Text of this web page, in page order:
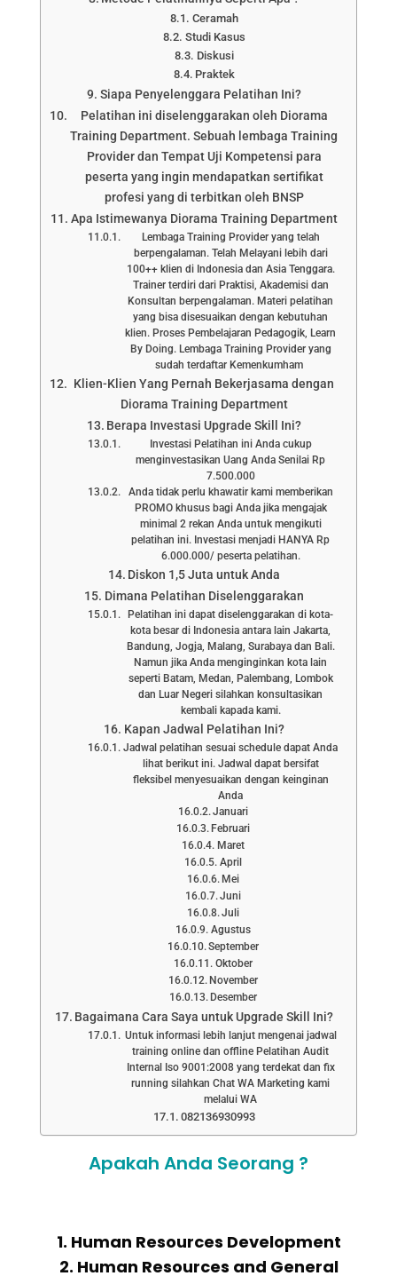
Ceramah
Studi Kasus
Diskusi
Praktek
Siapa Penyelenggara Pelatihan Ini?
Pelatihan ini diselenggarakan oleh Diorama
Training Department. Sebuah lembaga Training
Provider dan Tempat Uji Kompetensi para
peserta yang ingin mendapatkan sertifikat
profesi yang di terbitkan oleh BNSP
Apa Istimewanya Diorama Training Department
Lembaga Training Provider yang telah
berpengalaman. Telah Melayani lebih dari
100++ klien di Indonesia dan Asia Tenggara.
Trainer terdiri dari Praktisi, Akademisi dan
Konsultan berpengalaman. Materi pelatihan
yang bisa disesuaikan dengan kebutuhan
klien. Proses Pembelajaran Pedagogik, Learn
By Doing. Lembaga Training Provider yang
sudah terdaftar Kemenkumham
Klien-Klien Yang Pernah Bekerjasama dengan
Diorama Training Department
Berapa Investasi Upgrade Skill Ini?
Investasi Pelatihan ini Anda cukup
menginvestasikan Uang Anda Senilai Rp
7.500.000
Anda tidak perlu khawatir kami memberikan
PROMO khusus bagi Anda jika mengajak
minimal 2 rekan Anda untuk mengikuti
pelatihan ini. Investasi menjadi HANYA Rp
6.000.000/ peserta pelatihan.
Diskon 1,5 Juta untuk Anda
Dimana Pelatihan Diselenggarakan
Pelatihan ini dapat diselenggarakan di kota-
kota besar di Indonesia antara lain Jakarta,
Bandung, Jogja, Malang, Surabaya dan Bali.
Namun jika Anda menginginkan kota lain
seperti Batam, Medan, Palembang, Lombok
dan Luar Negeri silahkan konsultasikan
kembali kapada kami.
Kapan Jadwal Pelatihan Ini?
Jadwal pelatihan sesuai schedule dapat Anda
lihat berikut ini. Jadwal dapat bersifat
fleksibel menyesuaikan dengan keinginan
Anda
Januari
Februari
Maret
April
Mei
Juni
Juli
Agustus
September
Oktober
November
Desember
Bagaimana Cara Saya untuk Upgrade Skill Ini?
Untuk informasi lebih lanjut mengenai jadwal
training online dan offline Pelatihan Audit
Internal Iso 9001:2008 yang terdekat dan fix
running silahkan Chat WA Marketing kami
melalui WA
082136930993
Apakah Anda Seorang ?
1. Human Resources Development
2. Human Resources and General